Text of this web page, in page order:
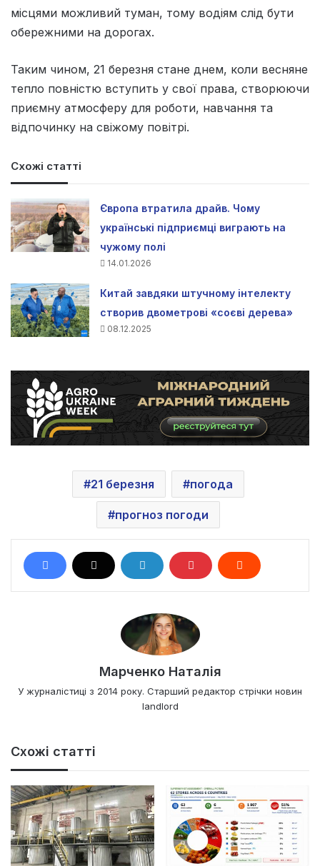
місцями можливий туман, тому водіям слід бути
обережними на дорогах.
Таким чином, 21 березня стане днем, коли весняне
тепло повністю вступить у свої права, створюючи
приємну атмосферу для роботи, навчання та
відпочинку на свіжому повітрі.
Схожі статті
Європа втратила драйв. Чому
українські підприємці виграють на
чужому полі
14.01.2026
Китай завдяки штучному інтелекту
створив двометрові «соєві дерева»
08.12.2025
21 березня погода
прогноз погоди
Марченко Наталія
У журналістиці з 2014 року. Старший редактор стрічки новин
landlord
Схожі статті